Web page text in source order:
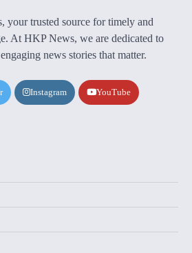
your trusted source for timely and
At HKP News, we are dedicated to
news stories that matter.
Instagram YouTube